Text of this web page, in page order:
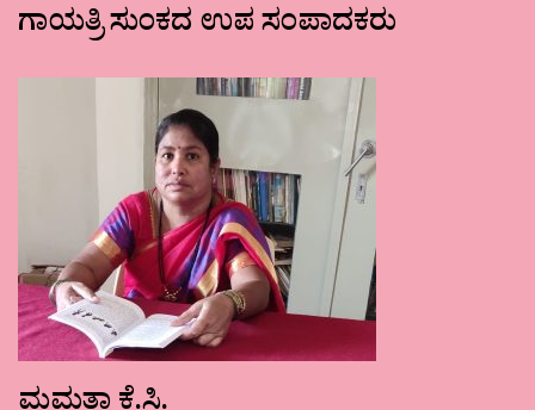
ಗಾಯತ್ರಿ ಸುಂಕದ ಉಪ ಸಂಪಾದಕರು